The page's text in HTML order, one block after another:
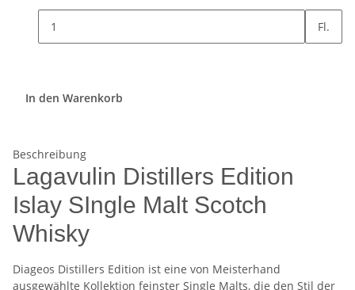
Fl.
In den Warenkorb
Beschreibung
Lagavulin Distillers Edition
Islay SIngle Malt Scotch
Whisky
Diageos Distillers Edition ist eine von Meisterhand
ausgewählte Kollektion feinster Single Malts, die den Stil der